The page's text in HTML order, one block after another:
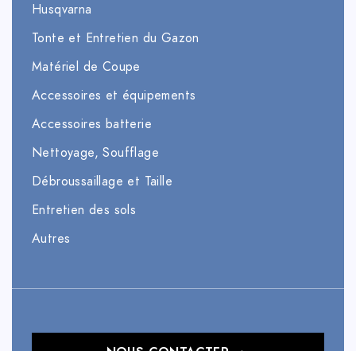
Husqvarna
Tonte et Entretien du Gazon
Matériel de Coupe
Accessoires et équipements
Accessoires batterie
Nettoyage, Soufflage
Débroussaillage et Taille
Entretien des sols
Autres